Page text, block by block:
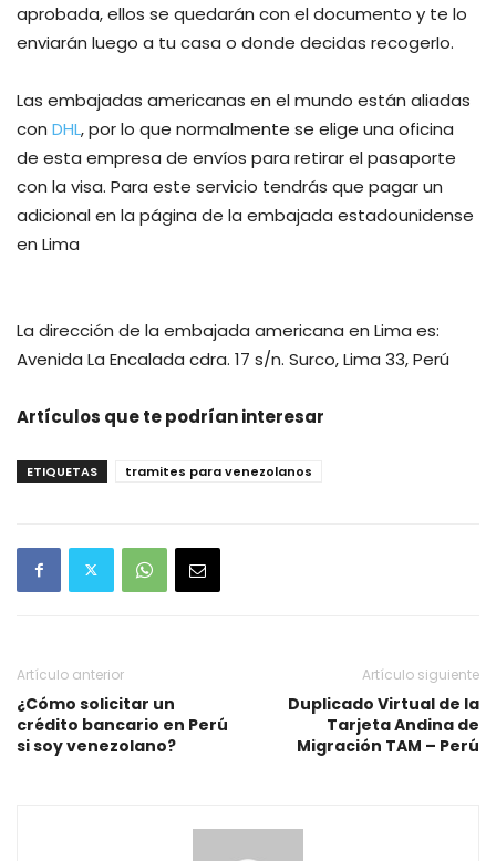
aprobada, ellos se quedarán con el documento y te lo
enviarán luego a tu casa o donde decidas recogerlo.
Las embajadas americanas en el mundo están aliadas
con DHL, por lo que normalmente se elige una oficina
de esta empresa de envíos para retirar el pasaporte
con la visa. Para este servicio tendrás que pagar un
adicional en la página de la embajada estadounidense
en Lima
La dirección de la embajada americana en Lima es:
Avenida La Encalada cdra. 17 s/n. Surco, Lima 33, Perú
Artículos que te podrían interesar
ETIQUETAS tramites para venezolanos
Artículo anterior
¿Cómo solicitar un
crédito bancario en Perú
si soy venezolano?
Artículo siguiente
Duplicado Virtual de la
Tarjeta Andina de
Migración TAM – Perú